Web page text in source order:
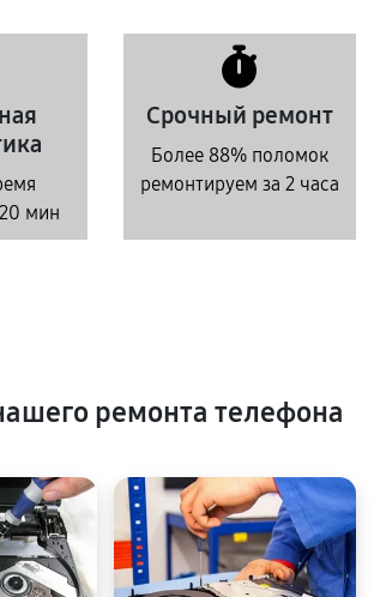
мин
Срочный ремонт
Более 88% поломок
ремонтируем за 2 часа
ремонта телефона